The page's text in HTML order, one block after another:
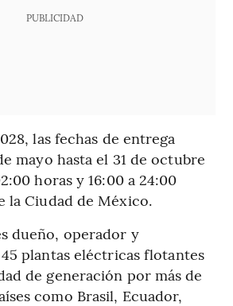
PUBLICIDAD
las fechas de entrega
mayo hasta el 31 de octubre
horas y 16:00 a 24:00
la Ciudad de México.
dueño, operador y
plantas eléctricas flotantes
de generación por más de
como Brasil, Ecuador,